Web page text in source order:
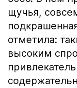
щучья,
отметила:
высоким